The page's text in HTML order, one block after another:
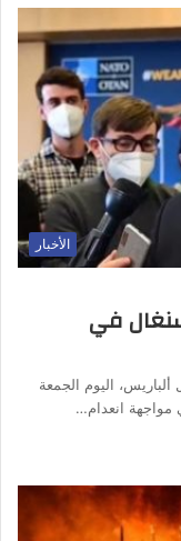
الأخبار
في
اليوم الجمعة
مواجهة انعدام…